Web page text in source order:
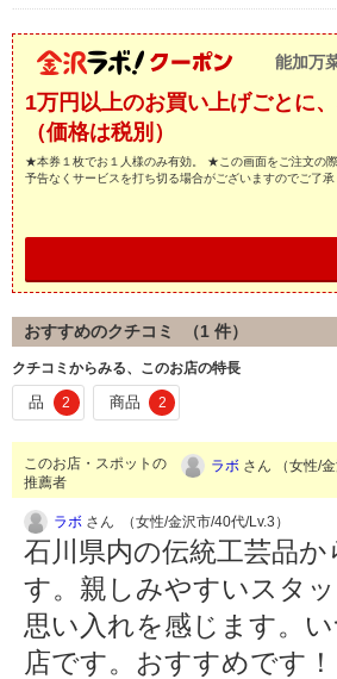
能加万
1万円以上のお買い上げごとに
（価格は税別）
★本券１枚でお１人様のみ有効。 ★この画面をご注文の
予告なくサービスを打ち切る場合がございますのでご了承
おすすめのクチコミ （1 件）
クチコミからみる、このお店の特長
品 2 商品 2
このお店・スポットの
推薦者
ラボ さん （女性/
ラボ さん （女性/金沢市/40代/Lv.3）
石川県内の伝統工芸品
す。親しみやすいスタ
思い入れを感じます。
店です。おすすめです！